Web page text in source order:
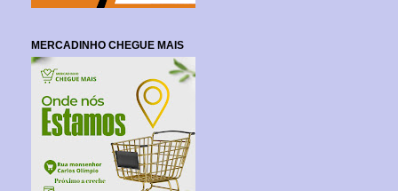
MERCADINHO CHEGUE MAIS